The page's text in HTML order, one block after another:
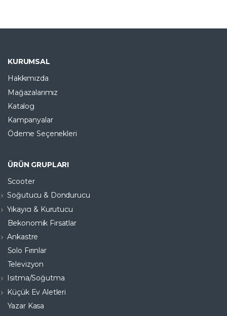
KURUMSAL
Hakkımızda
Mağazalarımız
Katalog
Kampanyalar
Ödeme Seçenekleri
ÜRÜN GRUPLARI
Scooter
Soğutucu & Dondurucu
Yıkayıcı & Kurutucu
Bekonomik Fırsatlar
Ankastre
Solo Fırınlar
Televizyon
Isıtma/Soğutma
Küçük Ev Aletleri
Yazar Kasa